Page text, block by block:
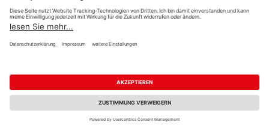
WhatsApp
Versand
Impressum AGB Widerruf
Datenschutz
Reservierungsbedingungen
Vertrag widerrufen